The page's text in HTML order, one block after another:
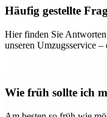
Häufig gestellte
Hier finden Sie
unseren Umzugsservice –
Wie früh sollte ich